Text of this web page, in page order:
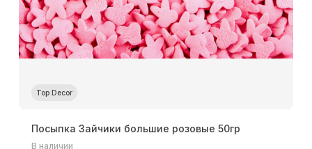
Top Decor
Посыпка Зайчики большие розовые 50гр
В наличии